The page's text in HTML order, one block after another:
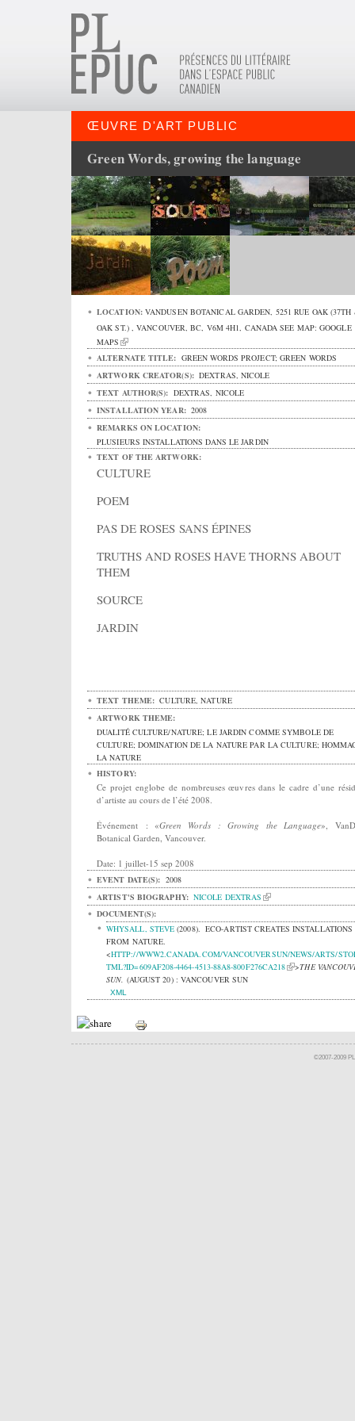
ŒUVRE D'ART PUBLIC
Green Words, growing the language
LOCATION: VANDUSEN BOTANICAL GARDEN, 5251 RUE OAK (37TH
OAK ST.) ,VANCOUVER,BC, V6M 4H1, CANADA SEE MAP:GOOGLE
MAPS
ALTERNATE TITLE: GREEN WORDS PROJECT; GREEN WORDS
ARTWORK CREATOR(S): DEXTRAS, NICOLE
TEXT AUTHOR(S): DEXTRAS, NICOLE
INSTALLATION YEAR: 2008
REMARKS ON LOCATION:
PLUSIEURS INSTALLATIONS DANS LE JARDIN
TEXT OF THE ARTWORK:
CULTURE
POEM
PAS DE ROSES SANS ÉPINES
TRUTHS AND ROSES HAVE THORNS ABOUT
THEM
SOURCE
JARDIN
TEXT THEME: CULTURE, NATURE
ARTWORK THEME:
DUALITÉ CULTURE/NATURE; LE JARDIN COMME SYMBOLE DE
CULTURE; DOMINATION DE LA NATURE PAR LA CULTURE;
LA NATURE
HISTORY:
Ce projet englobe de nombreuses œuvres dans le cadre d’une
d’artiste au cours de l’été 2008.
Événement : «Green Words : Growing the Language»,
Botanical Garden, Vancouver.
Date: 1 juillet-15 sep 2008
EVENT DATE(S): 2008
ARTIST'S BIOGRAPHY: NICOLE DEXTRAS
DOCUMENT(S):
WHYSALL, STEVE (2008).ECO-ARTIST CREATES INSTALLATIONS
FROM NATURE.
<HTTP://WWW2.CANADA.COM/VANCOUVERSUN/NEWS/ARTS/
TML?ID=609AF208-4464-4513-88A8-800F276CA218
>THE
SUN. (AUGUST 20) : VANCOUVER SUN
XML
©2007-2009